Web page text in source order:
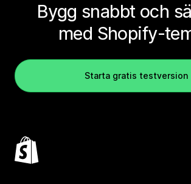
Bygg snabbt och
med Shopify-
Starta gratis testversion